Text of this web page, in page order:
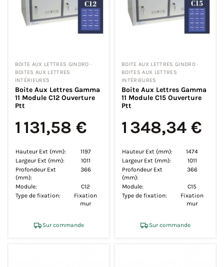
BOITE AUX LETTRES GINDRO ·
BOITES AUX LETTRES
INTÉRIEURES
Boite Aux Lettres Gamma
11 Module C12 Ouverture
Ptt
1 131,58 €
Hauteur Ext (mm):
1197
Largeur Ext (mm):
1011
Profondeur Ext
(mm):
366
Module:
C12
Type de fixation:
Fixation
mur
Sur commande
BOITE AUX LETTRES GINDRO ·
BOITES AUX LETTRES
INTÉRIEURES
Boite Aux Lettres Gamma
11 Module C15 Ouverture
Ptt
1 348,34 €
Hauteur Ext (mm):
1474
Largeur Ext (mm):
1011
Profondeur Ext
(mm):
366
Module:
C15
Type de fixation:
Fixation
mur
Sur commande